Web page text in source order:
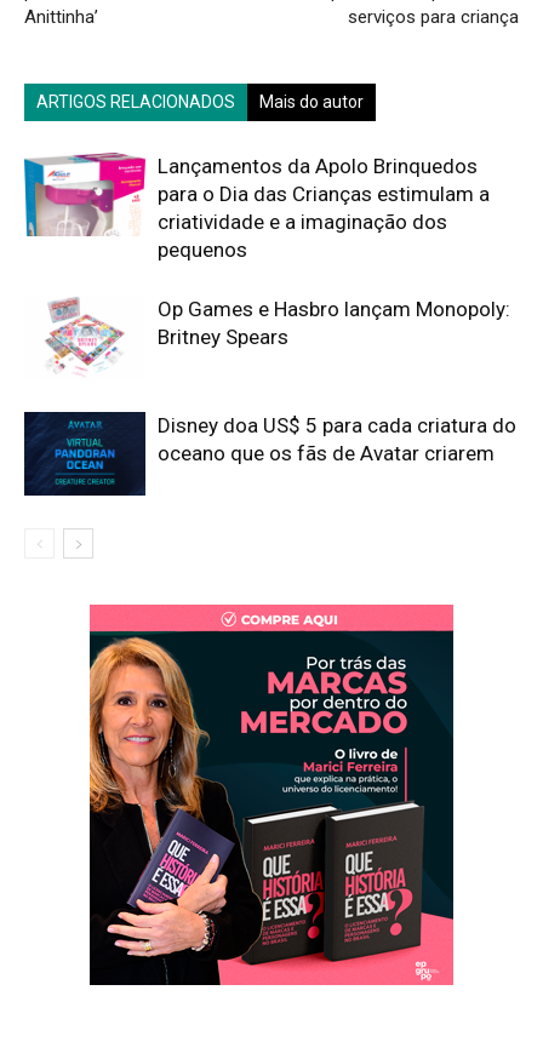
Anittinha’
serviços para criança
ARTIGOS RELACIONADOS Mais do autor
Lançamentos da Apolo Brinquedos
para o Dia das Crianças estimulam a
criatividade e a imaginação dos
pequenos
Op Games e Hasbro lançam Monopoly:
Britney Spears
Disney doa US$ 5 para cada criatura do
oceano que os fãs de Avatar criarem